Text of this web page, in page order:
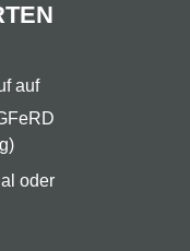
auf
oder